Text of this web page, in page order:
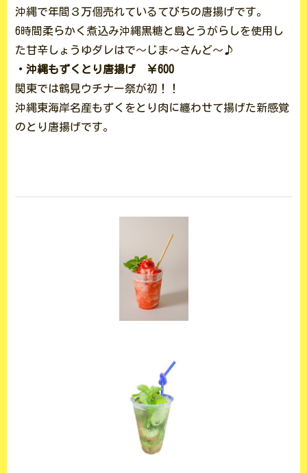
沖縄で年間３万個売れているてびちの唐揚げです。
6時間柔らかく煮込み沖縄黒糖と島とうがらしを使用し
た甘辛しょうゆダレはで～じま～さんど～♪
・沖縄もずくとり唐揚げ ￥600
関東では鶴見ウチナー祭が初！！
沖縄東海岸名産もずくをとり肉に纏わせて揚げた新感覚
のとり唐揚げです。